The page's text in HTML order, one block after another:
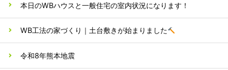
本日のWBハウスと一般住宅の室内状況になります！
WB工法の家づくり｜土台敷きが始まりました
令和8年熊本地震